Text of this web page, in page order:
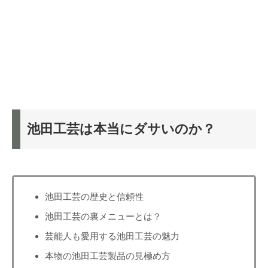
池田工芸は本当にダサいのか？
池田工芸の歴史と信頼性
池田工芸の裏メニューとは？
芸能人も愛用する池田工芸の魅力
本物の池田工芸製品の見極め方